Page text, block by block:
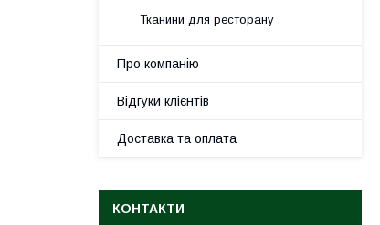
Тканини для ресторану
Про компанію
Відгуки клієнтів
Доставка та оплата
КОНТАКТИ